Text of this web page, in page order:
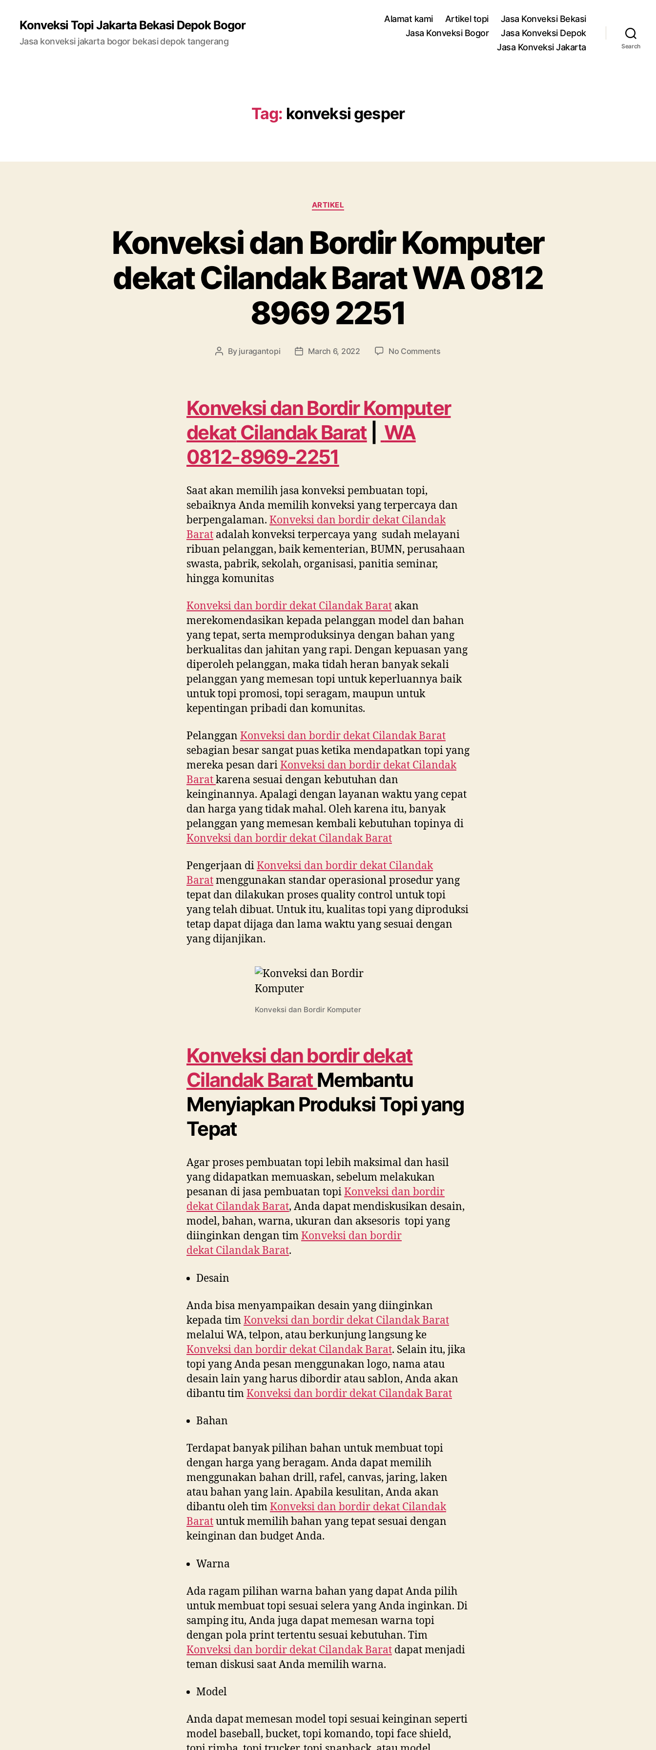
Konveksi Topi Jakarta Bekasi Depok Bogor
Jasa konveksi jakarta bogor bekasi depok tangerang
Alamat kami Artikel topi
Jasa Konveksi Bekasi
Jasa Konveksi Bogor
Jasa Konveksi Depok
Jasa Konveksi Jakarta
Search
Tag: konveksi gesper
Categories
ARTIKEL
Konveksi dan Bordir Komputer
dekat Cilandak Barat WA 0812
8969 2251
Post
By juragantopi
PostMarch 6, 2022 No Commentson
dekat
Cilandak
Konveksi dan Bordir Komputer
dekatCilandak Barat|
WA
0812-8969-2251
Saat akan memilih jasa konveksi pembuatan topi,
sebaiknya Anda memilih konveksi yang terpercaya dan
berpengalaman. Konveksi dan bordir dekat Cilandak
Barat adalah konveksi terpercaya yang sudah melayani
ribuan pelanggan, baik kementerian, BUMN, perusahaan
swasta, pabrik, sekolah, organisasi, panitia seminar,
hingga komunitas
Konveksi dan bordir dekat Cilandak Barat akan
merekomendasikan kepada pelanggan model dan bahan
yang tepat, serta memproduksinya dengan bahan yang
berkualitas dan jahitan yang rapi. Dengan kepuasan yang
diperoleh pelanggan, maka tidah heran banyak sekali
pelanggan yang memesan topi untuk keperluannya baik
untuk topi promosi, topi seragam, maupun untuk
kepentingan pribadi dan komunitas.
Pelanggan Konveksi dan bordir dekat Cilandak Barat
sebagian besar sangat puas ketika mendapatkan topi yang
mereka pesan dariKonveksi dan bordir dekat Cilandak
Baratkarena sesuai dengan kebutuhan dan
keinginannya. Apalagi dengan layanan waktu yang cepat
dan harga yang tidak mahal. Oleh karena itu, banyak
pelanggan yang memesan kembali kebutuhan topinya di
Konveksi dan bordir dekat Cilandak Barat
Pengerjaan diKonveksi dan bordir dekat Cilandak
Baratmenggunakan standar operasional prosedur yang
tepat dan dilakukan proses quality control untuk topi
yang telah dibuat. Untuk itu, kualitas topi yang diproduksi
tetap dapat dijaga dan lama waktu yang sesuai dengan
yang dijanjikan.
Konveksi dan Bordir Komputer
Konveksi dan bordir dekat
Cilandak BaratMembantu
Menyiapkan Produksi Topi yang
Tepat
Agar proses pembuatan topi lebih maksimal dan hasil
yang didapatkan memuaskan, sebelum melakukan
pesanan di jasa pembuatan topiKonveksi dan bordir
dekat Cilandak Barat, Anda dapat mendiskusikan desain,
model, bahan, warna, ukuran dan aksesoris topi yang
diinginkan dengan timKonveksi dan bordir
dekat Cilandak Barat.
Desain
Anda bisa menyampaikan desain yang diinginkan
kepada timKonveksi dan bordir dekat Cilandak Barat
melalui WA, telpon, atau berkunjung langsung ke
Konveksi dan bordir dekat Cilandak Barat. Selain itu, jika
topi yang Anda pesan menggunakan logo, nama atau
desain lain yang harus dibordir atau sablon, Anda akan
dibantu timKonveksi dan bordir dekat Cilandak Barat
Bahan
Terdapat banyak pilihan bahan untuk membuat topi
dengan harga yang beragam. Anda dapat memilih
menggunakan bahan drill, rafel, canvas, jaring, laken
atau bahan yang lain. Apabila kesulitan, Anda akan
dibantu oleh timKonveksi dan bordir dekat Cilandak
Baratuntuk memilih bahan yang tepat sesuai dengan
keinginan dan budget Anda.
Warna
Ada ragam pilihan warna bahan yang dapat Anda pilih
untuk membuat topi sesuai selera yang Anda inginkan. Di
samping itu, Anda juga dapat memesan warna topi
dengan pola print tertentu sesuai kebutuhan. Tim
Konveksi dan bordir dekat Cilandak Barat dapat menjadi
teman diskusi saat Anda memilih warna.
Model
Anda dapat memesan model topi sesuai keinginan seperti
model baseball, bucket, topi komando, topi face shield,